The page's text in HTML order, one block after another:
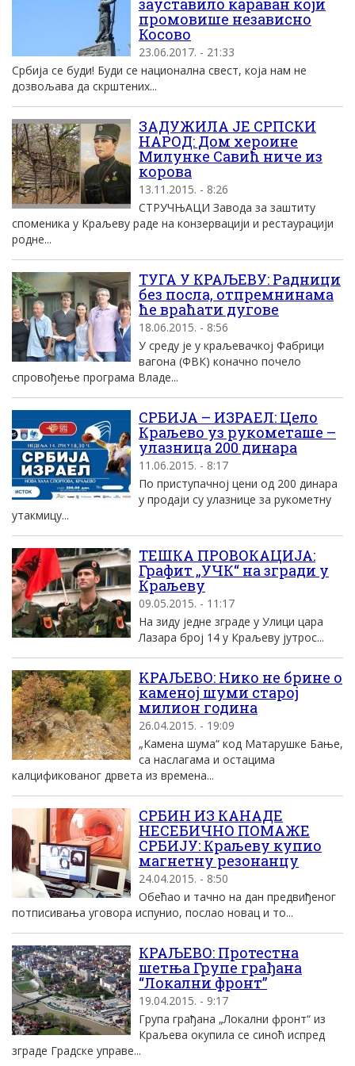
зауставило караван који
промовише независно
Косово
23.06.2017. - 21:33
Србија се буди! Буди се национална свест, која нам не
дозвољава да скрштених...
ЗАДУЖИЛА ЈЕ СРПСКИ
НАРОД: Дом хероине
Милунке Савић ниче из
корова
13.11.2015. - 8:26
СТРУЧЊАЦИ Завода за заштиту
споменика у Краљеву раде на конзервацији и рестаурацији
родне...
ТУГА У КРАЉЕВУ: Радници
без посла, отпремнинама
ће враћати дугове
18.06.2015. - 8:56
У среду је у краљевачкој Фабрици
вагона (ФВК) коначно почело
спровођење програма Владе...
СРБИЈА – ИЗРАЕЛ: Цело
Краљево уз рукометаше –
улазница 200 динара
11.06.2015. - 8:17
По приступачној цени од 200 динара
у продаји су улазнице за рукометну
утакмицу...
ТЕШКА ПРОВОКАЦИЈА:
Графит „УЧК“ на згради у
Краљеву
09.05.2015. - 11:17
На зиду једне зграде у Улици цара
Лазара број 14 у Краљеву јутрос...
KРАЉЕВО: Нико не брине о
каменоj шуми староj
милион година
26.04.2015. - 19:09
„Kамена шума“ код Mатарушке Бање,
са наслагама и остацима
калцификованог дрвета из времена...
СРБИН ИЗ КАНАДЕ
НЕСЕБИЧНО ПОМАЖЕ
СРБИЈУ: Краљеву купио
магнетну резонанцу
24.04.2015. - 8:50
Обећао и тачно на дан предвиђеног
потписивања уговора испунио, послао новац и то...
КРАЉЕВО: Протестна
шетња Групе грађана
“Локални фронт”
19.04.2015. - 9:17
Група грађана „Локални фронт“ из
Краљева окупила се синоћ испред
зграде Градске управе...